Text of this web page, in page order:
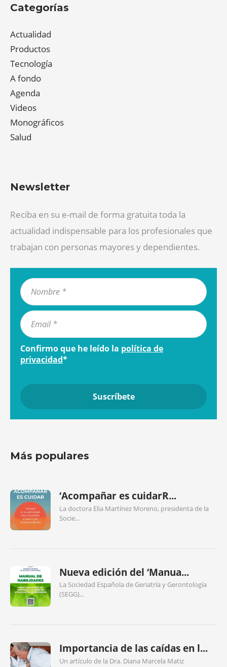
Categorías
Actualidad
Productos
Tecnología
A fondo
Agenda
Videos
Monográficos
Salud
Newsletter
Reciba en su e-mail de forma gratuita toda la
actualidad indispensable para los profesionales que
trabajan con personas mayores y dependientes.
Confirmo que he leído la política de
privacidad*
Más populares
‘Acompañar es cuidarR...
La doctora Elia Martínez Moreno, presidenta de la
Socie...
Nueva edición del ‘Manua...
La Sociedad Española de Geriatría y Gerontología
(SEGG)...
Importancia de las caídas en l...
Un artículo de la Dra. Diana Marcela Matiz